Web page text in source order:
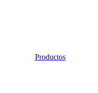
Productos